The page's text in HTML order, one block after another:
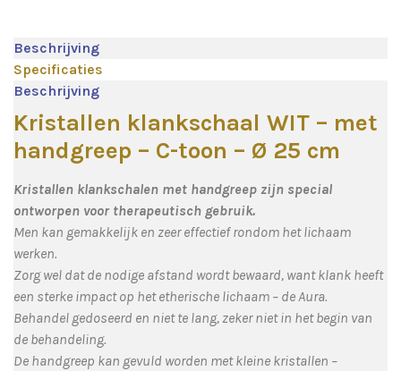
Beschrijving
Specificaties
Beschrijving
Kristallen klankschaal WIT – met
handgreep – C-toon – Ø 25 cm
Kristallen klankschalen met handgreep zijn special
ontworpen voor therapeutisch gebruik.
Men kan gemakkelijk en zeer effectief rondom het lichaam
werken.
Zorg wel dat de nodige afstand wordt bewaard, want klank heeft
een sterke impact op het etherische lichaam – de Aura.
Behandel gedoseerd en niet te lang, zeker niet in het begin van
de behandeling.
De handgreep kan gevuld worden met kleine kristallen –